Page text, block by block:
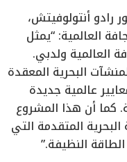
رادو أنتولوفيتش،
العالمية: “يمثل
العالمية ولدبي.
البحرية المعقدة
عالمية جديدة
كما أن هذا المشروع
المتقدمة التي
النظيفة.”